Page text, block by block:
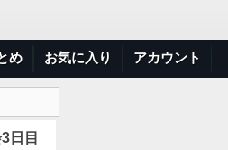
め お気に入り アカウント
日目